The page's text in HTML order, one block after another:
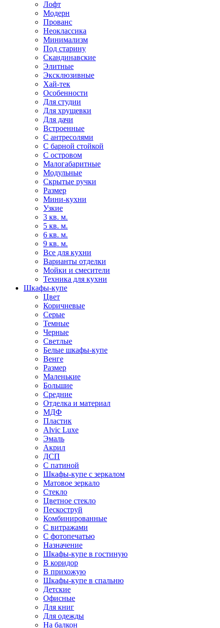
Лофт
Модерн
Прованс
Неоклассика
Минимализм
Под старину
Скандинавские
Элитные
Эксклюзивные
Хай-тек
Особенности
Для студии
Для хрущевки
Для дачи
Встроенные
С антресолями
С барной стойкой
С островом
Малогабаритные
Модульные
Скрытые ручки
Размер
Мини-кухни
Узкие
3 кв. м.
5 кв. м.
6 кв. м.
9 кв. м.
Все для кухни
Варианты отделки
Мойки и смесители
Техника для кухни
Шкафы-купе
Цвет
Коричневые
Серые
Темные
Черные
Светлые
Белые шкафы-купе
Венге
Размер
Маленькие
Большие
Средние
Отделка и материал
МДФ
Пластик
Alvic Luxe
Эмаль
Акрил
ДСП
С патиной
Шкафы-купе с зеркалом
Матовое зеркало
Стекло
Цветное стекло
Пескоструй
Комбинированные
С витражами
С фотопечатью
Назначение
Шкафы-купе в гостиную
В коридор
В прихожую
Шкафы-купе в спальню
Детские
Офисные
Для книг
Для одежды
На балкон